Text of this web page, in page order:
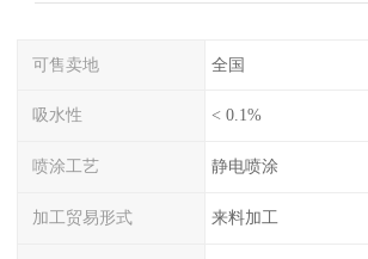
可售卖地 全国
吸水性 < 0.1%
喷涂工艺 静电喷涂
加工贸易形式 来料加工